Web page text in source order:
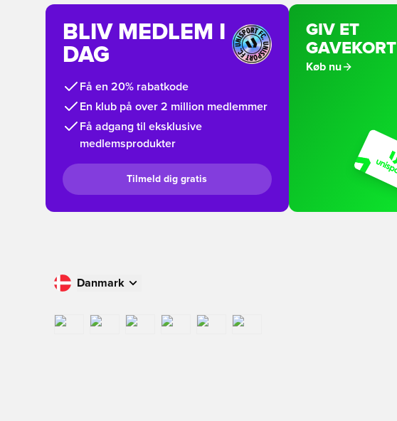
BLIV MEDLEM I
DAG
Få en 20% rabatkode
En klub på over 2 million medlemmer
Få adgang til eksklusive
medlemsprodukter
Tilmeld dig gratis
GIV ET
GAVEKORT
Køb nu
Danmark